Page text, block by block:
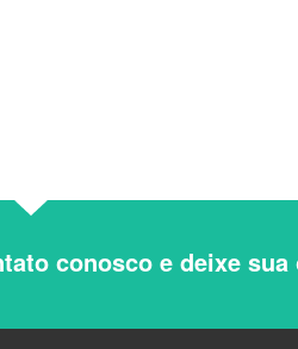
conosco e deixe sua